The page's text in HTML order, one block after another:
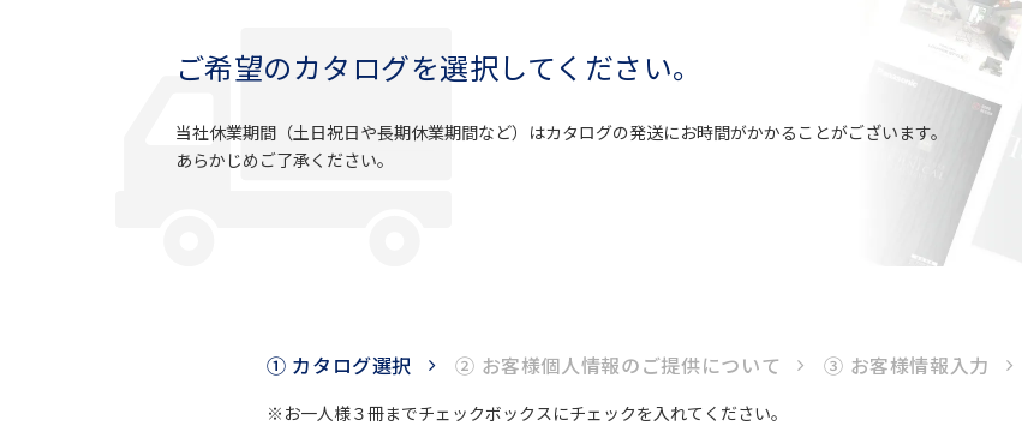
ご希望のカタログを選択してください。
当社休業期間（土日祝日や長期休業期間など）はカタログの発送にお時間がかかることがございます。
あらかじめご了承ください。
① カタログ選択 ② お客様個人情報のご提供について ③ お客様情報入力
※お一人様３冊までチェックボックスにチェックを入れてください。